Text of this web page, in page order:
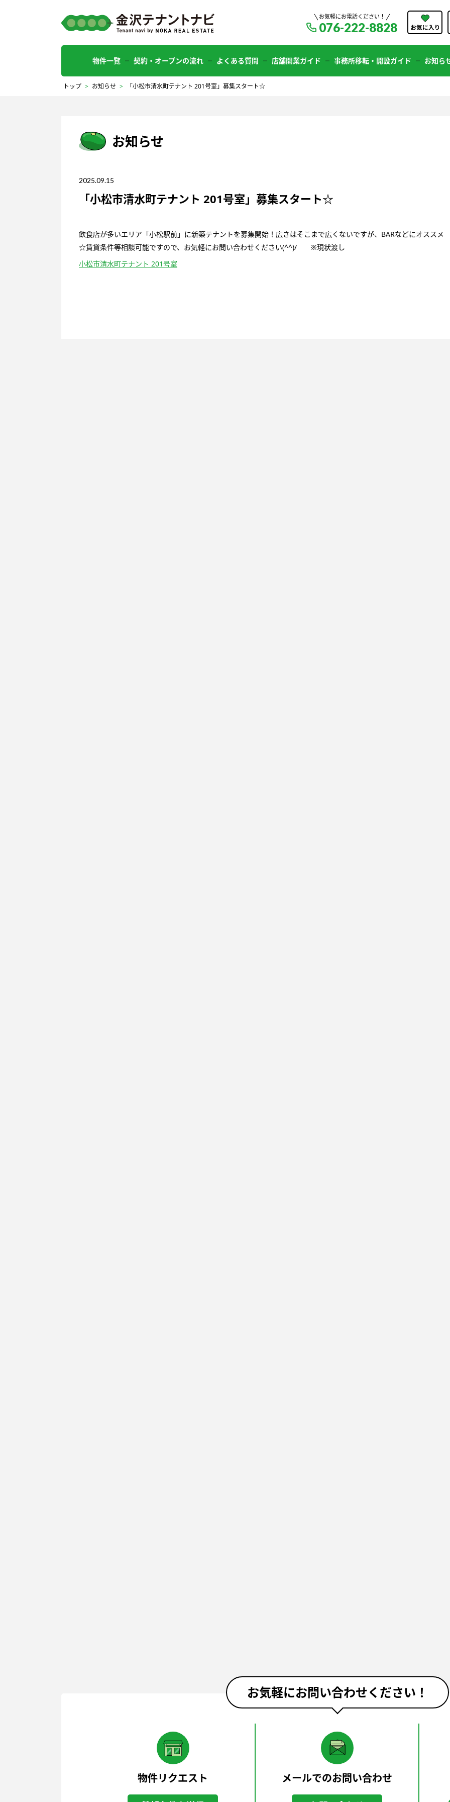
お気軽にお電話ください！
076-222-8828
物件一覧 契約・オープンの流れ よくある質問 店舗開業ガイド 事務所移転・開設ガイド お知ら
トップ > お知らせ > 「小松市清水町テナント 201号室」募集スタート☆
お知らせ
2025.09.15
「小松市清水町テナント 201号室」募集スタート☆
飲食店が多いエリア「小松駅前」に新築テナントを募集開始！広さはそこまで広くないですが、BARなどにオススメ
☆賃貸条件等相談可能ですので、お気軽にお問い合わせください(^^)/ ※現状渡し
小松市清水町テナント 201号室
お気軽にお問い合わせください！
物件リクエスト メールでのお問い合わせ